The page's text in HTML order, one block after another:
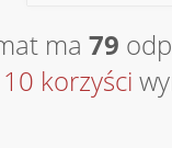
ma 79
10 korzyści